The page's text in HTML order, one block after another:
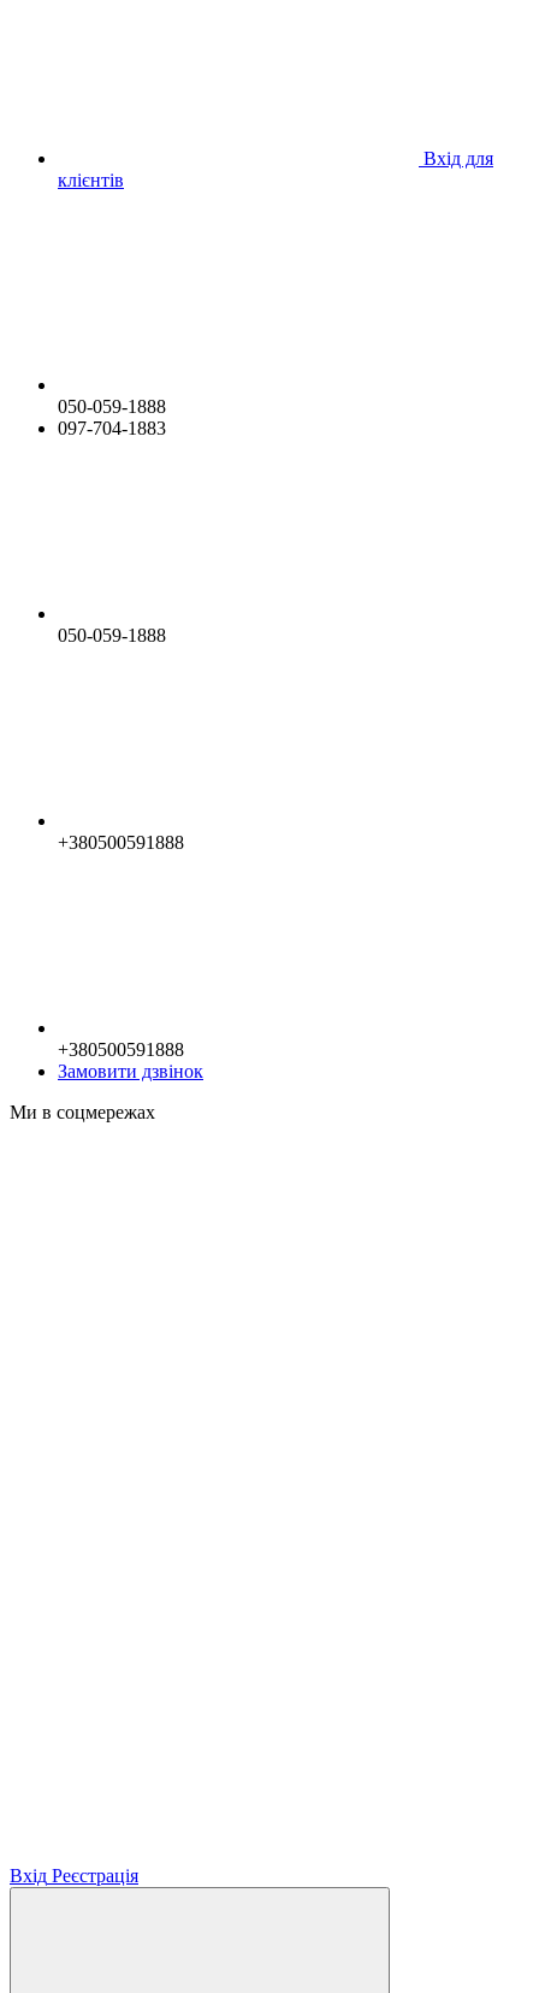
Вхід для
клієнтів
050-059-1888
097-704-1883
050-059-1888
+380500591888
+380500591888
Замовити дзвінок
Ми в соцмережах
Вхід Реєстрація